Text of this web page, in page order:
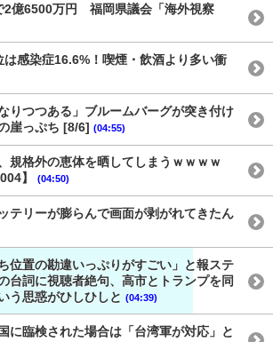
2億6500万円 福岡県議会「海外視察
は感染症16.6%！喫煙・飲酒より多い衝
りつつある」ブルームバーグが突き付け
崖っぷち [8/6] (04:55)
規格外の恵体を晒してしまうｗｗｗｗ
】
(04:50)
テリーが膨らんで画面が剥がれてきたん
位置の勘違いっぷりがすごい」と報ステ
台詞に視聴者絶句、高市とトランプを同
う思惑がひしひしと (04:39)
に臨検された場合は「台湾軍が対応」と